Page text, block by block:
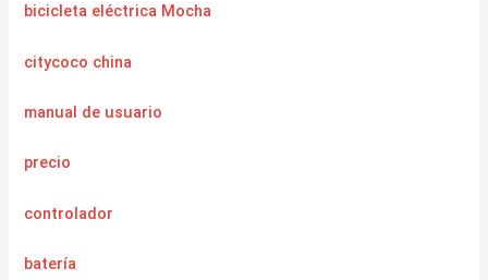
bicicleta eléctrica Mocha
citycoco china
manual de usuario
precio
controlador
batería